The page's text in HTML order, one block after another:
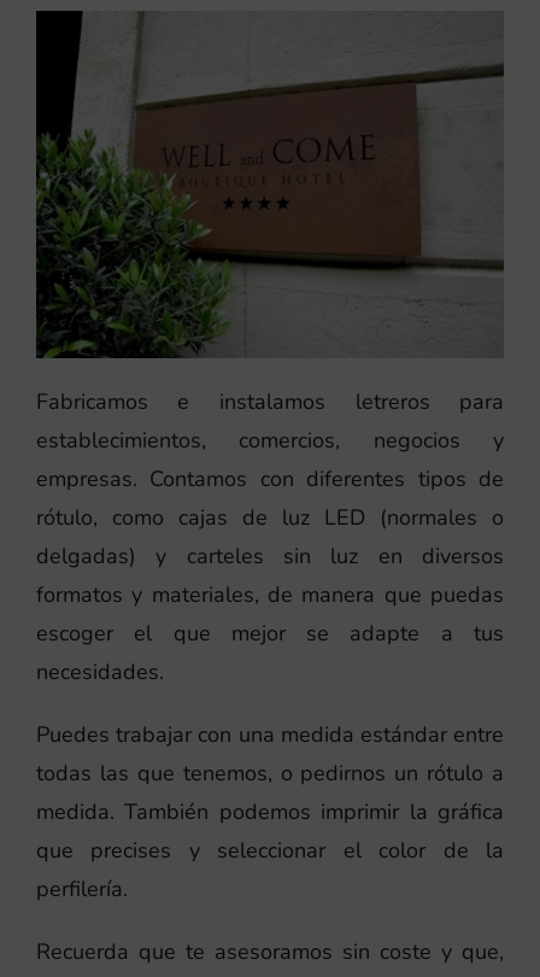
Fabricamos e instalamos letreros para
establecimientos, comercios, negocios y
empresas. Contamos con diferentes tipos de
rótulo, como cajas de luz LED (normales o
delgadas) y carteles sin luz en diversos
formatos y materiales, de manera que puedas
escoger el que mejor se adapte a tus
necesidades.
Puedes trabajar con una medida estándar entre
todas las que tenemos, o pedirnos un rótulo a
medida. También podemos imprimir la gráfica
que precises y seleccionar el color de la
perfilería.
Recuerda que te asesoramos sin coste y que,